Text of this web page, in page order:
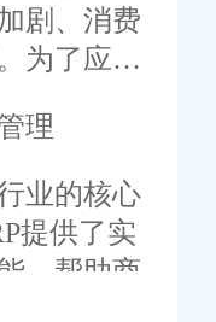
剧、消费
为了应对
店通ERP
性而备受
通过使用
生鲜配送
理
业的核心
提供了实
，帮助商
剩导致的